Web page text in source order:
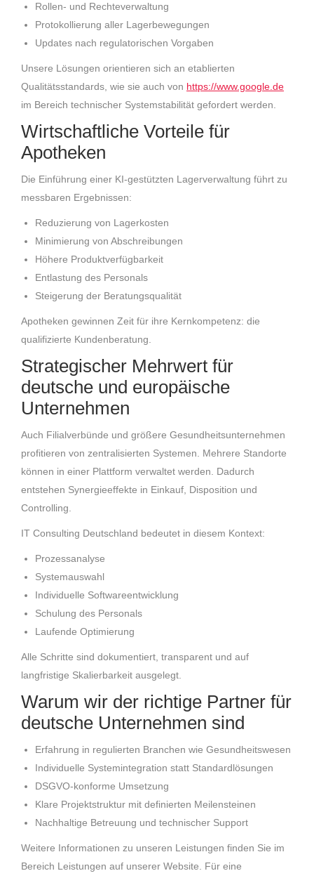
Rollen- und Rechteverwaltung
Protokollierung aller Lagerbewegungen
Updates nach regulatorischen Vorgaben
Unsere Lösungen orientieren sich an etablierten
Qualitätsstandards, wie sie auch von https://www.google.de
im Bereich technischer Systemstabilität gefordert werden.
Wirtschaftliche Vorteile für
Apotheken
Die Einführung einer KI-gestützten Lagerverwaltung führt zu
messbaren Ergebnissen:
Reduzierung von Lagerkosten
Minimierung von Abschreibungen
Höhere Produktverfügbarkeit
Entlastung des Personals
Steigerung der Beratungsqualität
Apotheken gewinnen Zeit für ihre Kernkompetenz: die
qualifizierte Kundenberatung.
Strategischer Mehrwert für
deutsche und europäische
Unternehmen
Auch Filialverbünde und größere Gesundheitsunternehmen
profitieren von zentralisierten Systemen. Mehrere Standorte
können in einer Plattform verwaltet werden. Dadurch
entstehen Synergieeffekte in Einkauf, Disposition und
Controlling.
IT Consulting Deutschland bedeutet in diesem Kontext:
Prozessanalyse
Systemauswahl
Individuelle Softwareentwicklung
Schulung des Personals
Laufende Optimierung
Alle Schritte sind dokumentiert, transparent und auf
langfristige Skalierbarkeit ausgelegt.
Warum wir der richtige Partner für
deutsche Unternehmen sind
Erfahrung in regulierten Branchen wie Gesundheitswesen
Individuelle Systemintegration statt Standardlösungen
DSGVO-konforme Umsetzung
Klare Projektstruktur mit definierten Meilensteinen
Nachhaltige Betreuung und technischer Support
Weitere Informationen zu unseren Leistungen finden Sie im
Bereich Leistungen auf unserer Website. Für eine